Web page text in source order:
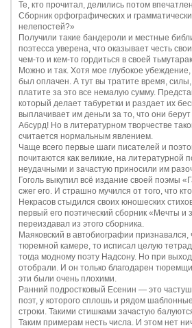
Те, кто прочитал, делились потом
Сборник орфографических и
нелепостей?»
Получили такие бандероли и местные
поэтесса уверена, что оказывает честь
чем-то и кем-то гордиться в своей
Можно и так. Хотя мое глубокое
был оплачен. А тут вы тратите время,
платите за это все немалую сумму.
который делает табуретки и раздает их
выплачивает им деньги за то, что они
Абсурд! Но в литературном творчестве
считается нормальным явлением.
Чаще всего первые шаги писателей и
почитаются как великие, на литературной
неудачными и зачастую приносили им
Гоголь выкупил всё издание своей поэмы
сжег его. И страшно мучился от того, что
Некрасов стыдился своих юношеских
первый его поэтический сборник «Мечты и
переиздавал из этого сборника.
Маяковский в автобиографии признавался,
тюремной камере, то исписал целую
тогда модному поэту Надсону. Но при
отобрали. И он только благодарен
эти были очень плохими.
Ранний подростковый Есенин — это
поэт, у которого сплошь и рядом
строки. Такими стишками зачастую
Таким примерам несть числа. И этом нет